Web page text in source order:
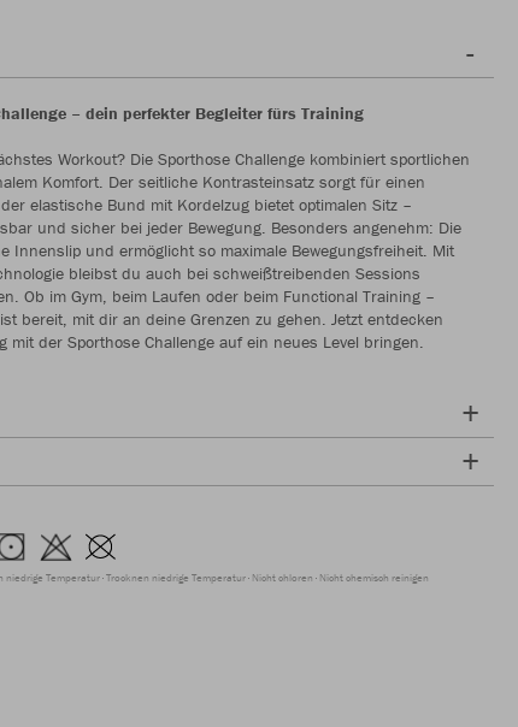
– dein perfekter Begleiter fürs Training
Workout? Die Sporthose Challenge kombiniert sportlichen
Komfort. Der seitliche Kontrasteinsatz sorgt für einen
elastische Bund mit Kordelzug bietet optimalen Sitz –
und sicher bei jeder Bewegung. Besonders angenehm: Die
Innenslip und ermöglicht so maximale Bewegungsfreiheit. Mit
bleibst du auch bei schweißtreibenden Sessions
Ob im Gym, beim Laufen oder beim Functional Training –
bereit, mit dir an deine Grenzen zu gehen. Jetzt entdecken
mit der Sporthose Challenge auf ein neues Level bringen.
niedrige Temperatur Trocknen niedrige Temperatur Nicht chloren Nicht chemisch reinigen